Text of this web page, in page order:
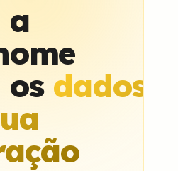
a
os dados